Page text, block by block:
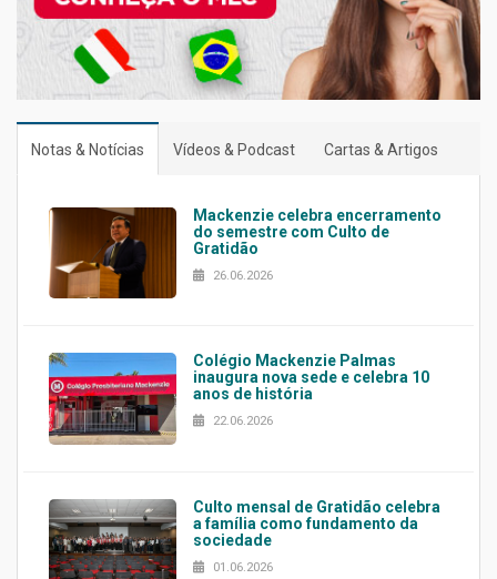
Notas & Notícias Vídeos & Podcast Cartas & Artigos
Mackenzie celebra encerramento
do semestre com Culto de
Gratidão
26.06.2026
Colégio Mackenzie Palmas
inaugura nova sede e celebra 10
anos de história
22.06.2026
Culto mensal de Gratidão celebra
a família como fundamento da
sociedade
01.06.2026